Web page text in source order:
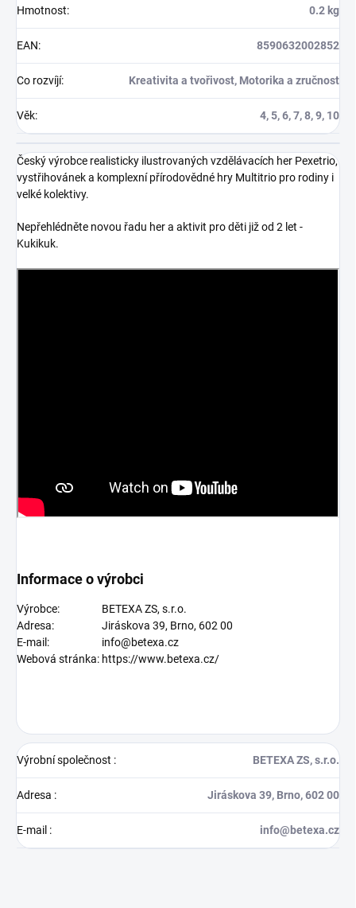
Hmotnost: 0.2 kg
EAN: 8590632002852
Co rozvíjí: Kreativita a tvořivost, Motorika a zručnost
Věk: 4, 5, 6, 7, 8, 9, 10
Český výrobce realisticky ilustrovaných vzdělávacích her Pexetrio,
vystřihovánek a komplexní přírodovědné hry Multitrio pro rodiny i
velké kolektivy.
Nepřehlédněte novou řadu her a aktivit pro děti již od 2 let -
Kukikuk.
Informace o výrobci
Výrobce:
BETEXA ZS, s.r.o.
Adresa:
Jiráskova 39, Brno, 602 00
E-mail:
info@betexa.cz
Webová stránka: https://www.betexa.cz/
Výrobní společnost : BETEXA ZS, s.r.o.
Adresa : Jiráskova 39, Brno, 602 00
E-mail : info@betexa.cz